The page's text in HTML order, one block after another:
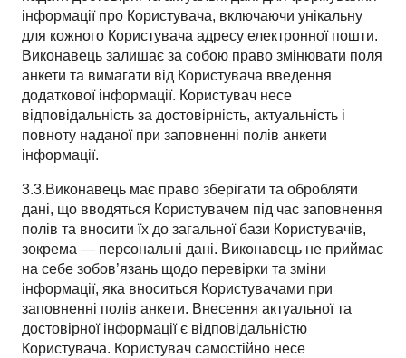
інформації про Користувача, включаючи унікальну
для кожного Користувача адресу електронної пошти.
Виконавець залишає за собою право змінювати поля
анкети та вимагати від Користувача введення
додаткової інформації. Користувач несе
відповідальність за достовірність, актуальність і
повноту наданої при заповненні полів анкети
інформації.
3.3.Виконавець має право зберігати та обробляти
дані, що вводяться Користувачем під час заповнення
полів та вносити їх до загальної бази Користувачів,
зокрема — персональні дані. Виконавець не приймає
на себе зобов’язань щодо перевірки та зміни
інформації, яка вноситься Користувачами при
заповненні полів анкети. Внесення актуальної та
достовірної інформації є відповідальністю
Користувача. Користувач самостійно несе